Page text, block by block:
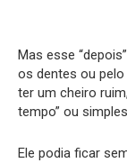
Mas esse
os dentes ou
ter um cheiro
tempo” ou
Ele podia ficar